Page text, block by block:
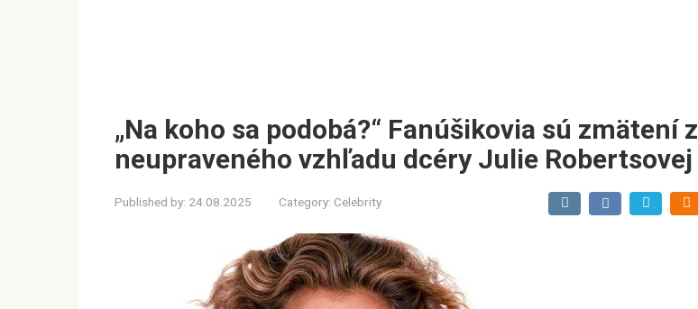
„Na koho sa podobá?“ Fanúšikovia sú zmätení z
neupraveného vzhľadu dcéry Julie Robertsovej
Published by: 24.08.2025 Category: Celebrity